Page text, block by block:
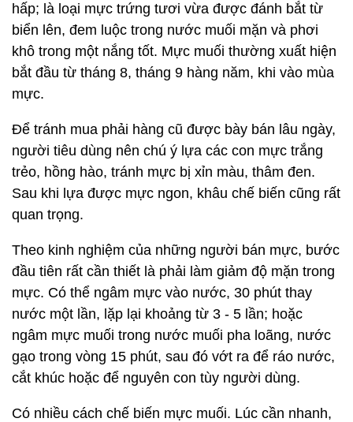
hấp; là loại mực trứng tươi vừa được đánh bắt từ
biển lên, đem luộc trong nước muối mặn và phơi
khô trong một nắng tốt. Mực muối thường xuất hiện
bắt đầu từ tháng 8, tháng 9 hàng năm, khi vào mùa
mực.
Để tránh mua phải hàng cũ được bày bán lâu ngày,
người tiêu dùng nên chú ý lựa các con mực trắng
trẻo, hồng hào, tránh mực bị xỉn màu, thâm đen.
Sau khi lựa được mực ngon, khâu chế biến cũng rất
quan trọng.
Theo kinh nghiệm của những người bán mực, bước
đầu tiên rất cần thiết là phải làm giảm độ mặn trong
mực. Có thể ngâm mực vào nước, 30 phút thay
nước một lần, lặp lại khoảng từ 3 - 5 lần; hoặc
ngâm mực muối trong nước muối pha loãng, nước
gạo trong vòng 15 phút, sau đó vớt ra để ráo nước,
cắt khúc hoặc để nguyên con tùy người dùng.
Có nhiều cách chế biến mực muối. Lúc cần nhanh,